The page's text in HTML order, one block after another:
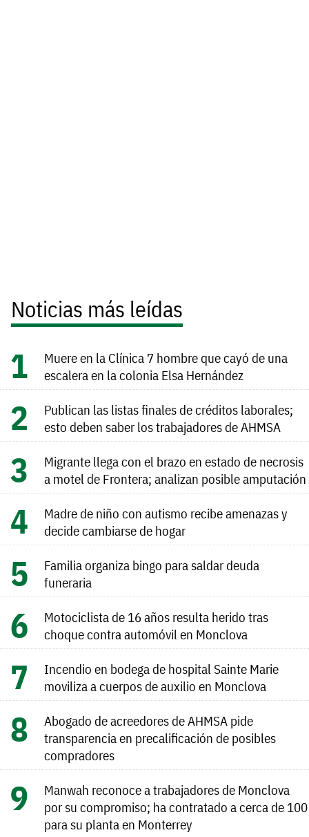
Noticias más leídas
Muere en la Clínica 7 hombre que cayó de una
escalera en la colonia Elsa Hernández
Publican las listas finales de créditos laborales;
esto deben saber los trabajadores de AHMSA
Migrante llega con el brazo en estado de necrosis
a motel de Frontera; analizan posible amputación
Madre de niño con autismo recibe amenazas y
decide cambiarse de hogar
Familia organiza bingo para saldar deuda
funeraria
Motociclista de 16 años resulta herido tras
choque contra automóvil en Monclova
Incendio en bodega de hospital Sainte Marie
moviliza a cuerpos de auxilio en Monclova
Abogado de acreedores de AHMSA pide
transparencia en precalificación de posibles
compradores
Manwah reconoce a trabajadores de Monclova
por su compromiso; ha contratado a cerca de 100
para su planta en Monterrey